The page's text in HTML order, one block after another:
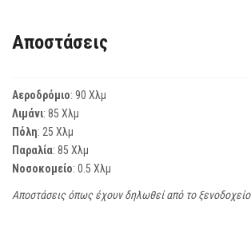
Αποστάσεις
Αεροδρόμιο: 90 Χλμ
Λιμάνι: 85 Χλμ
Πόλη: 25 Χλμ
Παραλία: 85 Χλμ
Νοσοκομείο: 0.5 Χλμ
Αποστάσεις όπως έχουν δηλωθεί από το ξενοδοχείο